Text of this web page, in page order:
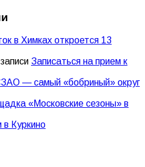
в Химках откроется 13
Записаться на прием к
— самый «бобриный» округ
«Московские сезоны» в
в Куркино